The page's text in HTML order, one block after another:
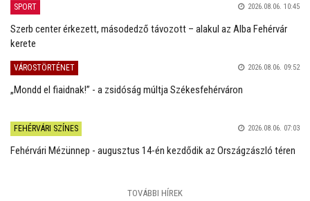
SPORT 2026.08.06. 10:45
Szerb center érkezett, másodedző távozott – alakul az Alba Fehérvár
kerete
VÁROSTÖRTÉNET 2026.08.06. 09:52
„Mondd el fiaidnak!” - a zsidóság múltja Székesfehérváron
FEHÉRVÁRI SZÍNES 2026.08.06. 07:03
Fehérvári Mézünnep - augusztus 14-én kezdődik az Országzászló téren
TOVÁBBI HÍREK